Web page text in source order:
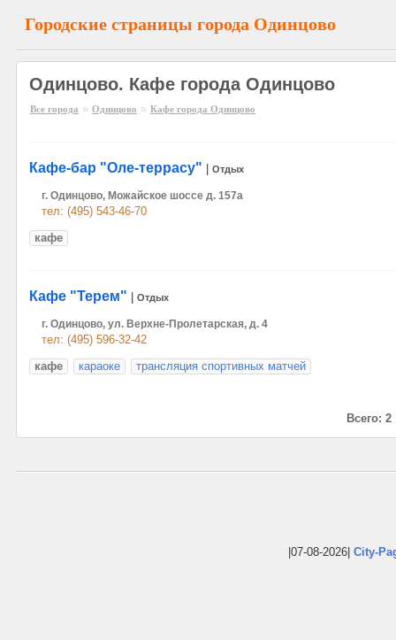
Городские страницы города Одинцово
Одинцово. Кафе города Одинцово
Все города » Одинцово » Кафе города Одинцово
Кафе-бар "Оле-террасу" Отдых
г. Одинцово, Можайское шоссе д. 157а
тел: (495) 543-46-70
кафе
Кафе "Терем" Отдых
г. Одинцово, ул. Верхне-Пролетарская, д. 4
тел: (495) 596-32-42
кафе
караоке трансляция спортивных матчей
Всего: 2
|07-08-2026| City-